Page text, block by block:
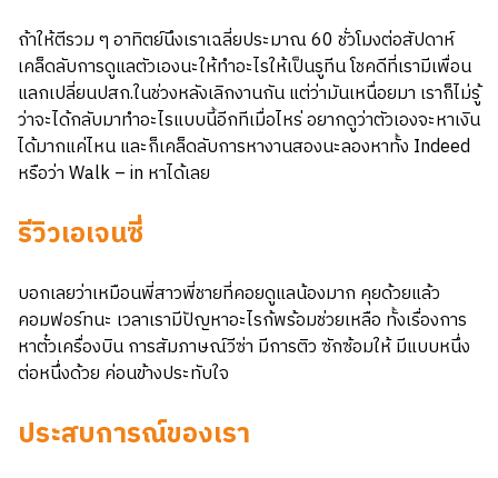
ถ้าให้ตีรวม ๆ อาทิตย์นึงเราเฉลี่ยประมาณ 60 ชั่วโมงต่อสัปดาห์
เคล็ดลับการดูแลตัวเองนะให้ทำอะไรให้เป็นรูทีน โชคดีที่เรามีเพื่อน
แลกเปลี่ยนปสก.ในช่วงหลังเลิกงานกัน แต่ว่ามันเหนื่อยมา เราก็ไม่รู้
ว่าจะได้กลับมาทำอะไรแบบนี้อีกทีเมื่อไหร่ อยากดูว่าตัวเองจะหาเงิน
ได้มากแค่ไหน และก็เคล็ดลับการหางานสองนะลองหาทั้ง Indeed
หรือว่า Walk – in หาได้เลย
รีวิวเอเจนซี่
บอกเลยว่าเหมือนพี่สาวพี่ชายที่คอยดูแลน้องมาก คุยด้วยแล้ว
คอมฟอร์ทนะ เวลาเรามีปัญหาอะไรก้พร้อมช่วยเหลือ ทั้งเรื่องการ
หาตั๋วเครื่องบิน การสัมภาษณ์วีซ่า มีการติว ซักซ้อมให้ มีแบบหนึ่ง
ต่อหนึ่งด้วย ค่อนข้างประทับใจ
ประสบการณ์ของเรา